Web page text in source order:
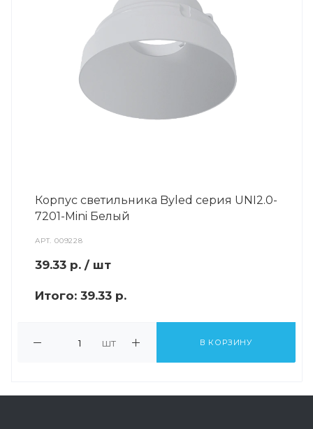
Корпус светильника Byled серия UNI2.0-
7201-Mini Белый
АРТ.009228
39.33 р. / шт
Итого: 39.33 р.
шт В КОРЗИНУ